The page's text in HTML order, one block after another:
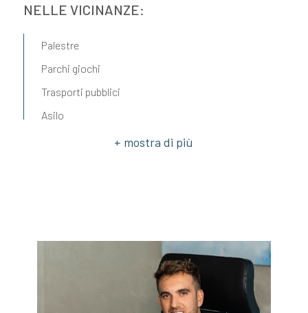
NELLE VICINANZE:
Palestre
Parchi giochi
Trasporti pubblici
Asilo